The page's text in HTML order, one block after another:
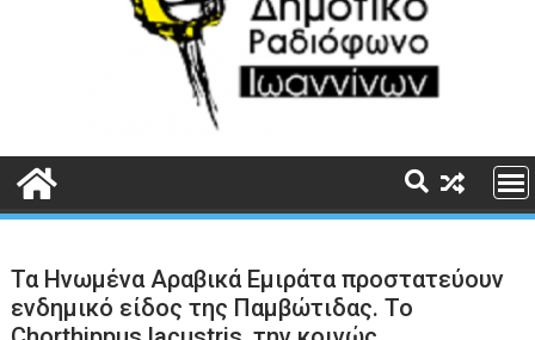
Τα Ηνωμένα Αραβικά Εμιράτα προστατεύουν
ενδημικό είδος της Παμβώτιδας. Το